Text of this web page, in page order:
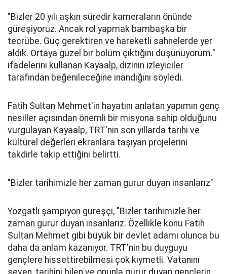
"Bizler 20 yılı aşkın süredir kameraların önünde
güreşiyoruz. Ancak rol yapmak bambaşka bir
tecrübe. Güç gerektiren ve hareketli sahnelerde yer
aldık. Ortaya güzel bir bölüm çıktığını düşünüyorum."
ifadelerini kullanan Kayaalp, dizinin izleyiciler
tarafından beğenileceğine inandığını söyledi.
Fatih Sultan Mehmet'in hayatını anlatan yapımın genç
nesiller açısından önemli bir misyona sahip olduğunu
vurgulayan Kayaalp, TRT'nin son yıllarda tarihi ve
kültürel değerleri ekranlara taşıyan projelerini
takdirle takip ettiğini belirtti.
"Bizler tarihimizle her zaman gurur duyan insanlarız"
Yozgatlı şampiyon güreşçi, "Bizler tarihimizle her
zaman gurur duyan insanlarız. Özellikle konu Fatih
Sultan Mehmet gibi büyük bir devlet adamı olunca bu
daha da anlam kazanıyor. TRT'nin bu duyguyu
gençlere hissettirebilmesi çok kıymetli. Vatanını
seven, tarihini bilen ve onunla gurur duyan gençlerin